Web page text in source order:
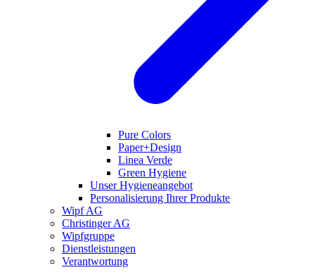
Pure Colors
Paper+Design
Linea Verde
Green Hygiene
Unser Hygieneangebot
Personalisierung Ihrer Produkte
Wipf AG
Christinger AG
Wipfgruppe
Dienstleistungen
Verantwortung